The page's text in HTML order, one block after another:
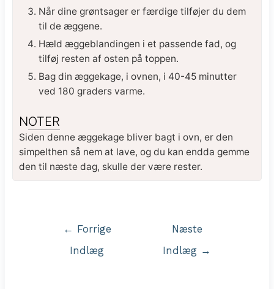
Når dine grøntsager er færdige tilføjer du dem
til de æggene.
Hæld æggeblandingen i et passende fad, og
tilføj resten af osten på toppen.
Bag din æggekage, i ovnen, i 40-45 minutter
ved 180 graders varme.
NOTER
Siden denne æggekage bliver bagt i ovn, er den
simpelthen så nem at lave, og du kan endda gemme
den til næste dag, skulle der være rester.
Indlægsnavigation
← Forrige
Indlæg
Næste
Indlæg →